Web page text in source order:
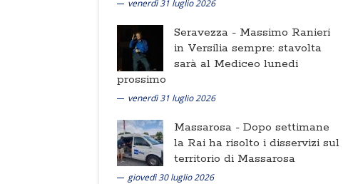
venerdì 31 luglio 2026
Seravezza - Massimo Ranieri
in Versilia sempre: stavolta
sarà al Mediceo lunedi
prossimo
venerdì 31 luglio 2026
Massarosa - Dopo settimane
la Rai ha risolto i disservizi sul
territorio di Massarosa
giovedì 30 luglio 2026